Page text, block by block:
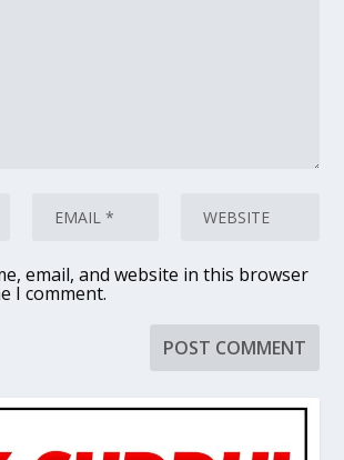
email, and website in this browser
I comment.